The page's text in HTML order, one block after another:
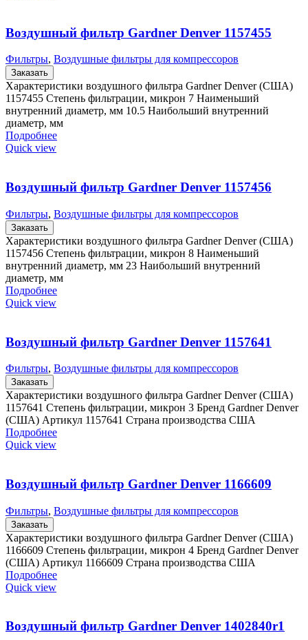
Воздушный фильтр Gardner Denver 1157455
Фильтры, Воздушные фильтры для компрессоров
Заказать
Характеристики воздушного фильтра Gardner Denver (США)
1157455 Степень фильтрации, микрон 7 Наименьший
внутренний диаметр, мм 10.5 Наибольший внутренний
диаметр, мм
Подробнее
Quick view
Воздушный фильтр Gardner Denver 1157456
Фильтры, Воздушные фильтры для компрессоров
Заказать
Характеристики воздушного фильтра Gardner Denver (США)
1157456 Степень фильтрации, микрон 8 Наименьший
внутренний диаметр, мм 23 Наибольший внутренний
диаметр, мм
Подробнее
Quick view
Воздушный фильтр Gardner Denver 1157641
Фильтры, Воздушные фильтры для компрессоров
Заказать
Характеристики воздушного фильтра Gardner Denver (США)
1157641 Степень фильтрации, микрон 3 Бренд Gardner Denver
(США) Артикул 1157641 Страна производства США
Подробнее
Quick view
Воздушный фильтр Gardner Denver 1166609
Фильтры, Воздушные фильтры для компрессоров
Заказать
Характеристики воздушного фильтра Gardner Denver (США)
1166609 Степень фильтрации, микрон 4 Бренд Gardner Denver
(США) Артикул 1166609 Страна производства США
Подробнее
Quick view
Воздушный фильтр Gardner Denver 1402840r1